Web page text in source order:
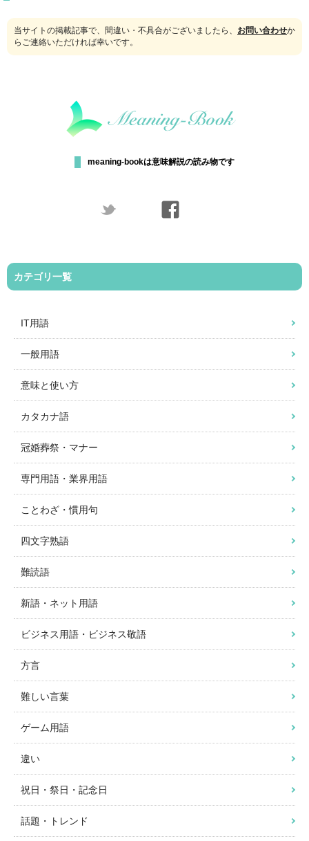
当サイトの掲載記事で、間違い・不具合がございましたら、 お問い合わせか
らご連絡いただければ幸いです。
meaning-bookは意味解説の読み物です
カテゴリ一覧
IT用語
一般用語
意味と使い方
カタカナ語
冠婚葬祭・マナー
専門用語・業界用語
ことわざ・慣用句
四文字熟語
難読語
新語・ネット用語
ビジネス用語・ビジネス敬語
方言
難しい言葉
ゲーム用語
違い
祝日・祭日・記念日
話題・トレンド